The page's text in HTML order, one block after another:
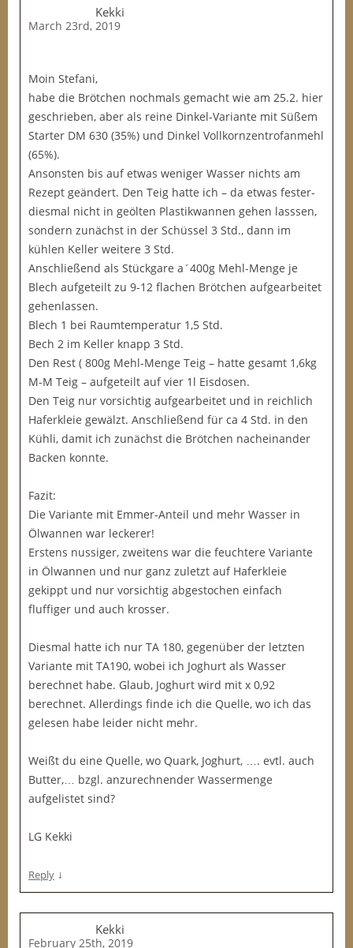
Kekki
March 23rd, 2019
Moin Stefani,
habe die Brötchen nochmals gemacht wie am 25.2. hier
geschrieben, aber als reine Dinkel-Variante mit Süßem
Starter DM 630 (35%) und Dinkel Vollkornzentrofanmehl
(65%).
Ansonsten bis auf etwas weniger Wasser nichts am
Rezept geändert. Den Teig hatte ich – da etwas fester-
diesmal nicht in geölten Plastikwannen gehen lasssen,
sondern zunächst in der Schüssel 3 Std., dann im
kühlen Keller weitere 3 Std.
Anschließend als Stückgare a´400g Mehl-Menge je
Blech aufgeteilt zu 9-12 flachen Brötchen aufgearbeitet
gehenlassen.
Blech 1 bei Raumtemperatur 1,5 Std.
Bech 2 im Keller knapp 3 Std.
Den Rest ( 800g Mehl-Menge Teig – hatte gesamt 1,6kg
M-M Teig – aufgeteilt auf vier 1l Eisdosen.
Den Teig nur vorsichtig aufgearbeitet und in reichlich
Haferkleie gewälzt. Anschließend für ca 4 Std. in den
Kühli, damit ich zunächst die Brötchen nacheinander
Backen konnte.
Fazit:
Die Variante mit Emmer-Anteil und mehr Wasser in
Ölwannen war leckerer!
Erstens nussiger, zweitens war die feuchtere Variante
in Ölwannen und nur ganz zuletzt auf Haferkleie
gekippt und nur vorsichtig abgestochen einfach
fluffiger und auch krosser.
Diesmal hatte ich nur TA 180, gegenüber der letzten
Variante mit TA190, wobei ich Joghurt als Wasser
berechnet habe. Glaub, Joghurt wird mit x 0,92
berechnet. Allerdings finde ich die Quelle, wo ich das
gelesen habe leider nicht mehr.
Weißt du eine Quelle, wo Quark, Joghurt, …. evtl. auch
Butter,… bzgl. anzurechnender Wassermenge
aufgelistet sind?
LG Kekki
Reply ↓
Kekki
February 25th, 2019